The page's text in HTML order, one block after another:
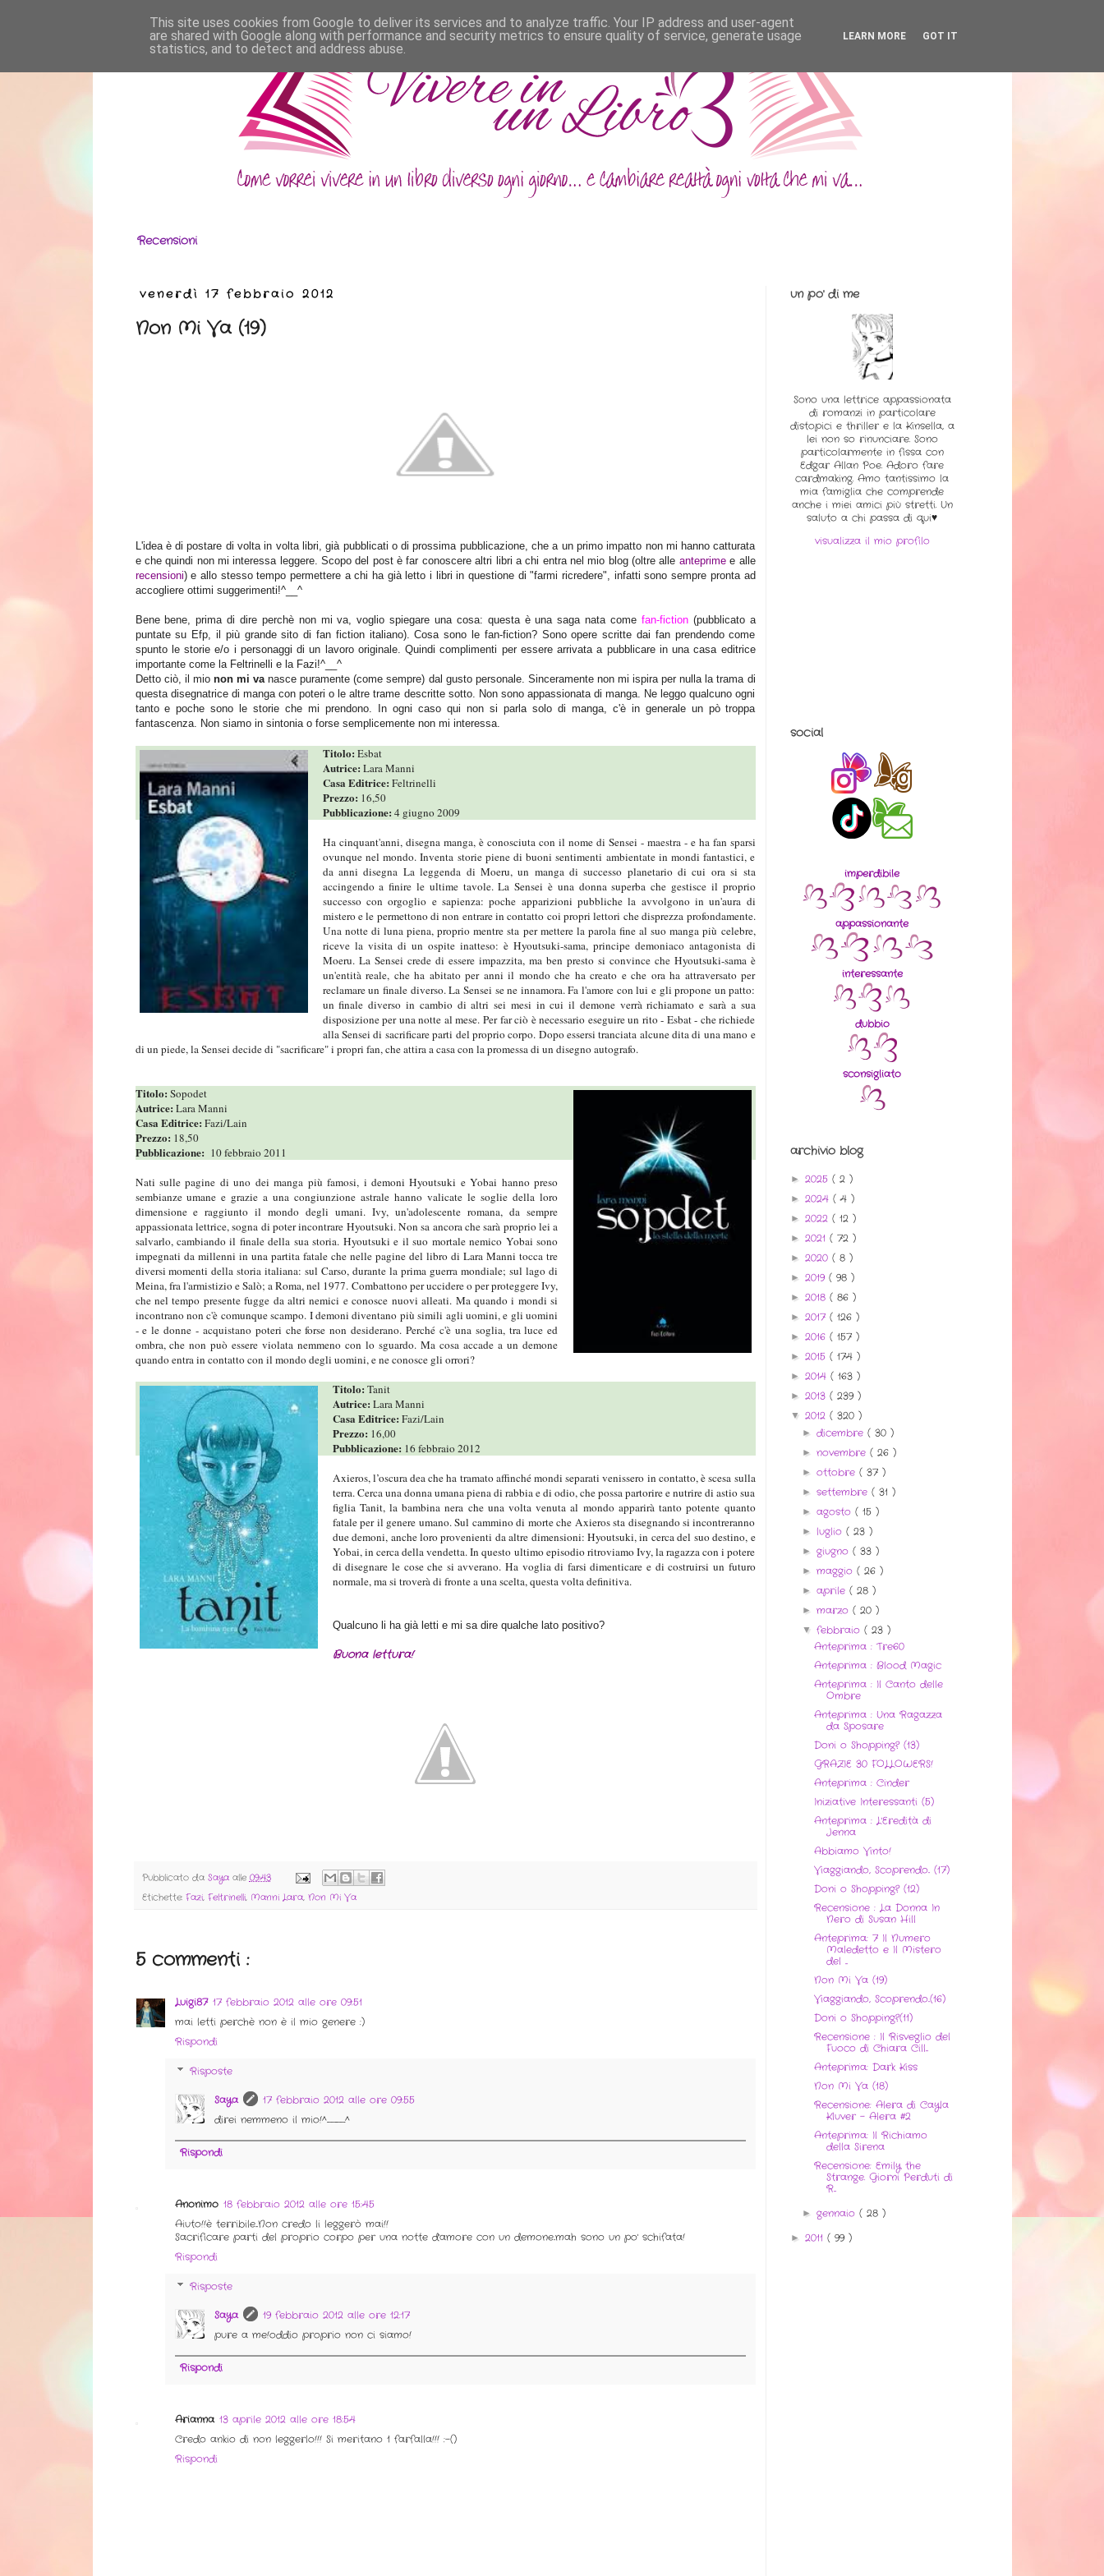
Recensioni
venerdì 17 febbraio 2012
Non Mi Va (19)
L'idea è di postare di volta in volta libri, già pubblicati o di prossima pubblicazione, che a un primo impatto non mi hanno catturata
e che quindi non mi interessa leggere. Scopo del post è far conoscere altri libri a chi entra nel mio blog (oltre alle anteprimee alle
recensioni) e allo stesso tempo permettere a chi ha già letto i libri in questione di "farmi ricredere", infatti sono sempre pronta ad
accogliere ottimi suggerimenti!^__^
Bene bene, prima di dire perchè non mi va, voglio spiegare una cosa: questa è una saga nata come fan-fiction(pubblicato a
puntate su Efp, il più grande sito di fan fiction italiano). Cosa sono le fan-fiction? Sono opere scritte dai fan prendendo come
spunto le storie e/o i personaggi di un lavoro originale. Quindi complimenti per essere arrivata a pubblicare in una casa editrice
importante come la Feltrinelli e la Fazi!^__^
Detto ciò, il mio non mi vanasce puramente (come sempre) dal gusto personale. Sinceramente non mi ispira per nulla la trama di
questa disegnatrice di manga con poteri o le altre trame descritte sotto. Non sono appassionata di manga. Ne leggo qualcuno ogni
tanto e poche sono le storie che mi prendono. In ogni caso qui non si parla solo di manga, c'è in generale un pò troppa
fantascenza. Non siamo in sintonia o forse semplicemente non mi interessa.
Titolo: Esbat
Autrice: Lara Manni
Casa Editrice: Feltrinelli
Prezzo: 16,50
Pubblicazione: 4 giugno 2009
Ha cinquant'anni, disegna manga, è conosciuta con il nome di Sensei - maestra - e ha fan sparsi
ovunque nel mondo. Inventa storie piene di buoni sentimenti ambientate in mondi fantastici, e
da anni disegna La leggenda di Moeru, un manga di successo planetario di cui ora si sta
accingendo a finire le ultime tavole. La Sensei è una donna superba che gestisce il proprio
successo con orgoglio e sapienza: poche apparizioni pubbliche la avvolgono in un'aura di
mistero e le permettono di non entrare in contatto coi propri lettori che disprezza profondamente.
Una notte di luna piena, proprio mentre sta per mettere la parola fine al suo manga più celebre,
riceve la visita di un ospite inatteso: è Hyoutsuki-sama, principe demoniaco antagonista di
Moeru. La Sensei crede di essere impazzita, ma ben presto si convince che Hyoutsuki-sama è
un'entità reale, che ha abitato per anni il mondo che ha creato e che ora ha attraversato per
reclamare un finale diverso. La Sensei se ne innamora. Fa l'amore con lui e gli propone un patto:
un finale diverso in cambio di altri sei mesi in cui il demone verrà richiamato e sarà a sua
disposizione per una notte al mese. Per far ciò è necessario eseguire un rito - Esbat - che richiede
alla Sensei di sacrificare parti del proprio corpo. Dopo essersi tranciata alcune dita di una mano e
di un piede, la Sensei decide di "sacrificare" i propri fan, che attira a casa con la promessa di un disegno autografo.
Titolo: Sopodet
Autrice: Lara Manni
Casa Editrice: Fazi/Lain
Prezzo: 18,50
Pubblicazione: 10 febbraio 2011
Nati sulle pagine di uno dei manga più famosi, i demoni Hyoutsuki e Yobai hanno preso
sembianze umane e grazie a una congiunzione astrale hanno valicate le soglie della loro
dimensione e raggiunto il mondo degli umani. Ivy, un'adolescente romana, da sempre
appassionata lettrice, sogna di poter incontrare Hyoutsuki. Non sa ancora che sarà proprio lei a
salvarlo, cambiando il finale della sua storia. Hyoutsuki e il suo mortale nemico Yobai sono
impegnati da millenni in una partita fatale che nelle pagine del libro di Lara Manni tocca tre
diversi momenti della storia italiana: sul Carso, durante la prima guerra mondiale; sul lago di
Meina, fra l'armistizio e Salò; a Roma, nel 1977. Combattono per uccidere o per proteggere Ivy,
che nel tempo presente fugge da altri nemici e conosce nuovi alleati. Ma quando i mondi si
incontrano non c'è comunque scampo. I demoni diventano più simili agli uomini, e gli uomini
- e le donne - acquistano poteri che forse non desiderano. Perché c'è una soglia, tra luce ed
ombra, che non può essere violata nemmeno con lo sguardo. Ma cosa accade a un demone
quando entra in contatto con il mondo degli uomini, e ne conosce gli orrori?
Titolo: Tanit
Autrice: Lara Manni
Casa Editrice: Fazi/Lain
Prezzo: 16,00
Pubblicazione: 16 febbraio 2012
Axieros, l’oscura dea che ha tramato affinché mondi separati venissero in contatto, è scesa sulla
terra. Cerca una donna umana piena di rabbia e di odio, che possa partorire e nutrire di astio sua
figlia Tanit, la bambina nera che una volta venuta al mondo apparirà tanto potente quanto
fatale per il genere umano. Sul cammino di morte che Axieros sta disegnando si incontreranno
due demoni, anche loro provenienti da altre dimensioni: Hyoutsuki, in cerca del suo destino, e
Yobai, in cerca della vendetta. In questo ultimo episodio ritroviamo Ivy, la ragazza con i potere
di disegnare le cose che si avverano. Ha voglia di farsi dimenticare e di costruirsi un futuro
normale, ma si troverà di fronte a una scelta, questa volta definitiva.
Qualcuno li ha già letti e mi sa dire qualche lato positivo?
Buona lettura!
Pubblicato da Saya alle09:43
Etichette: Fazi, Feltrinelli, Manni Lara, Non Mi Va
5 commenti :
Luigi87 17 febbraio 2012 alle ore 09:51
mai letti perchè non è il mio genere :)
Rispondi
Risposte
Saya
17 febbraio 2012 alle ore 09:55
direi nemmeno il mio!^__^
Rispondi
Anonimo 18 febbraio 2012 alle ore 15:45
Aiuto!!è terribile...Non credo li leggerò mai!!
Sacrificare parti del proprio corpo per una notte d'amore con un demone..mah sono un po' schifata!
Rispondi
Risposte
Saya
19 febbraio 2012 alle ore 12:17
pure a me!oddio proprio non ci siamo!
Rispondi
Arianna 13 aprile 2012 alle ore 18:54
Credo ankio di non leggerlo!!! Si meritano 1 farfalla!!! :-()
Rispondi
un po' di me
Sono una lettrice appassionata
di romanzi in particolare
distopici e thriller e la Kinsella, a
lei non so rinunciare. Sono
particolarmente in fissa con
Edgar Allan Poe. Adoro fare
cardmaking. Amo tantissimo la
mia famiglia che comprende
anche i miei amici più stretti. Un
saluto a chi passa di qui♥
visualizza il mio profilo
social
imperdibile
appassionante
interessante
dubbio
sconsigliato
archivio blog
► 2025 ( 2 )
► 2024 ( 4 )
► 2022 ( 12 )
► 2021 ( 72 )
► 2020 ( 8 )
► 2019 ( 98 )
► 2018 ( 86 )
► 2017 ( 126 )
► 2016 ( 157 )
► 2015 ( 174 )
► 2014 ( 163 )
► 2013 ( 239 )
▼ 2012 ( 320 )
► dicembre ( 30 )
► novembre ( 26 )
► ottobre ( 37 )
► settembre ( 31 )
► agosto ( 15 )
► luglio ( 23 )
► giugno ( 33 )
► maggio ( 26 )
► aprile ( 28 )
► marzo ( 20 )
▼ febbraio ( 23 )
Anteprima : Tre60
Anteprima : Blood Magic
Anteprima : Il Canto delle
Ombre
Anteprima : Una Ragazza
da Sposare
Doni o Shopping? (13)
GRAZIE 30 FOLLOWERS!
Anteprima : Cinder
Iniziative Interessanti (5)
Anteprima : L'Eredità di
Jenna
Abbiamo Vinto!
Viaggiando, Scoprendo.. (17)
Doni o Shopping? (12)
Recensione : La Donna In
Nero di Susan Hill
Anteprima: 7 Il Numero
Maledetto e Il Mistero
del ...
Non Mi Va (19)
Viaggiando, Scoprendo..(16)
Doni o Shopping?(11)
Recensione : Il Risveglio del
Fuoco di Chiara Cill...
Anteprima: Dark Kiss
Non Mi Va (18)
Recensione: Alera di Cayla
Kluver - Alera #2
Anteprima: Il Richiamo
della Sirena
Recensione: Emily the
Strange. Giorni Perduti di
R...
► gennaio ( 28 )
► 2011 ( 99 )
This site uses cookies from Google to deliver its services and to analyze traffic. Your IP address and user-agent
are shared with Google along with performance and security metrics to ensure quality of service, generate usage
statistics, and to detect and address abuse.
LEARN MORE GOT IT